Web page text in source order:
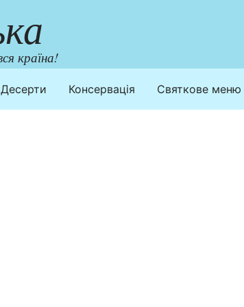
країна!
Десерти Консервація Святкове меню